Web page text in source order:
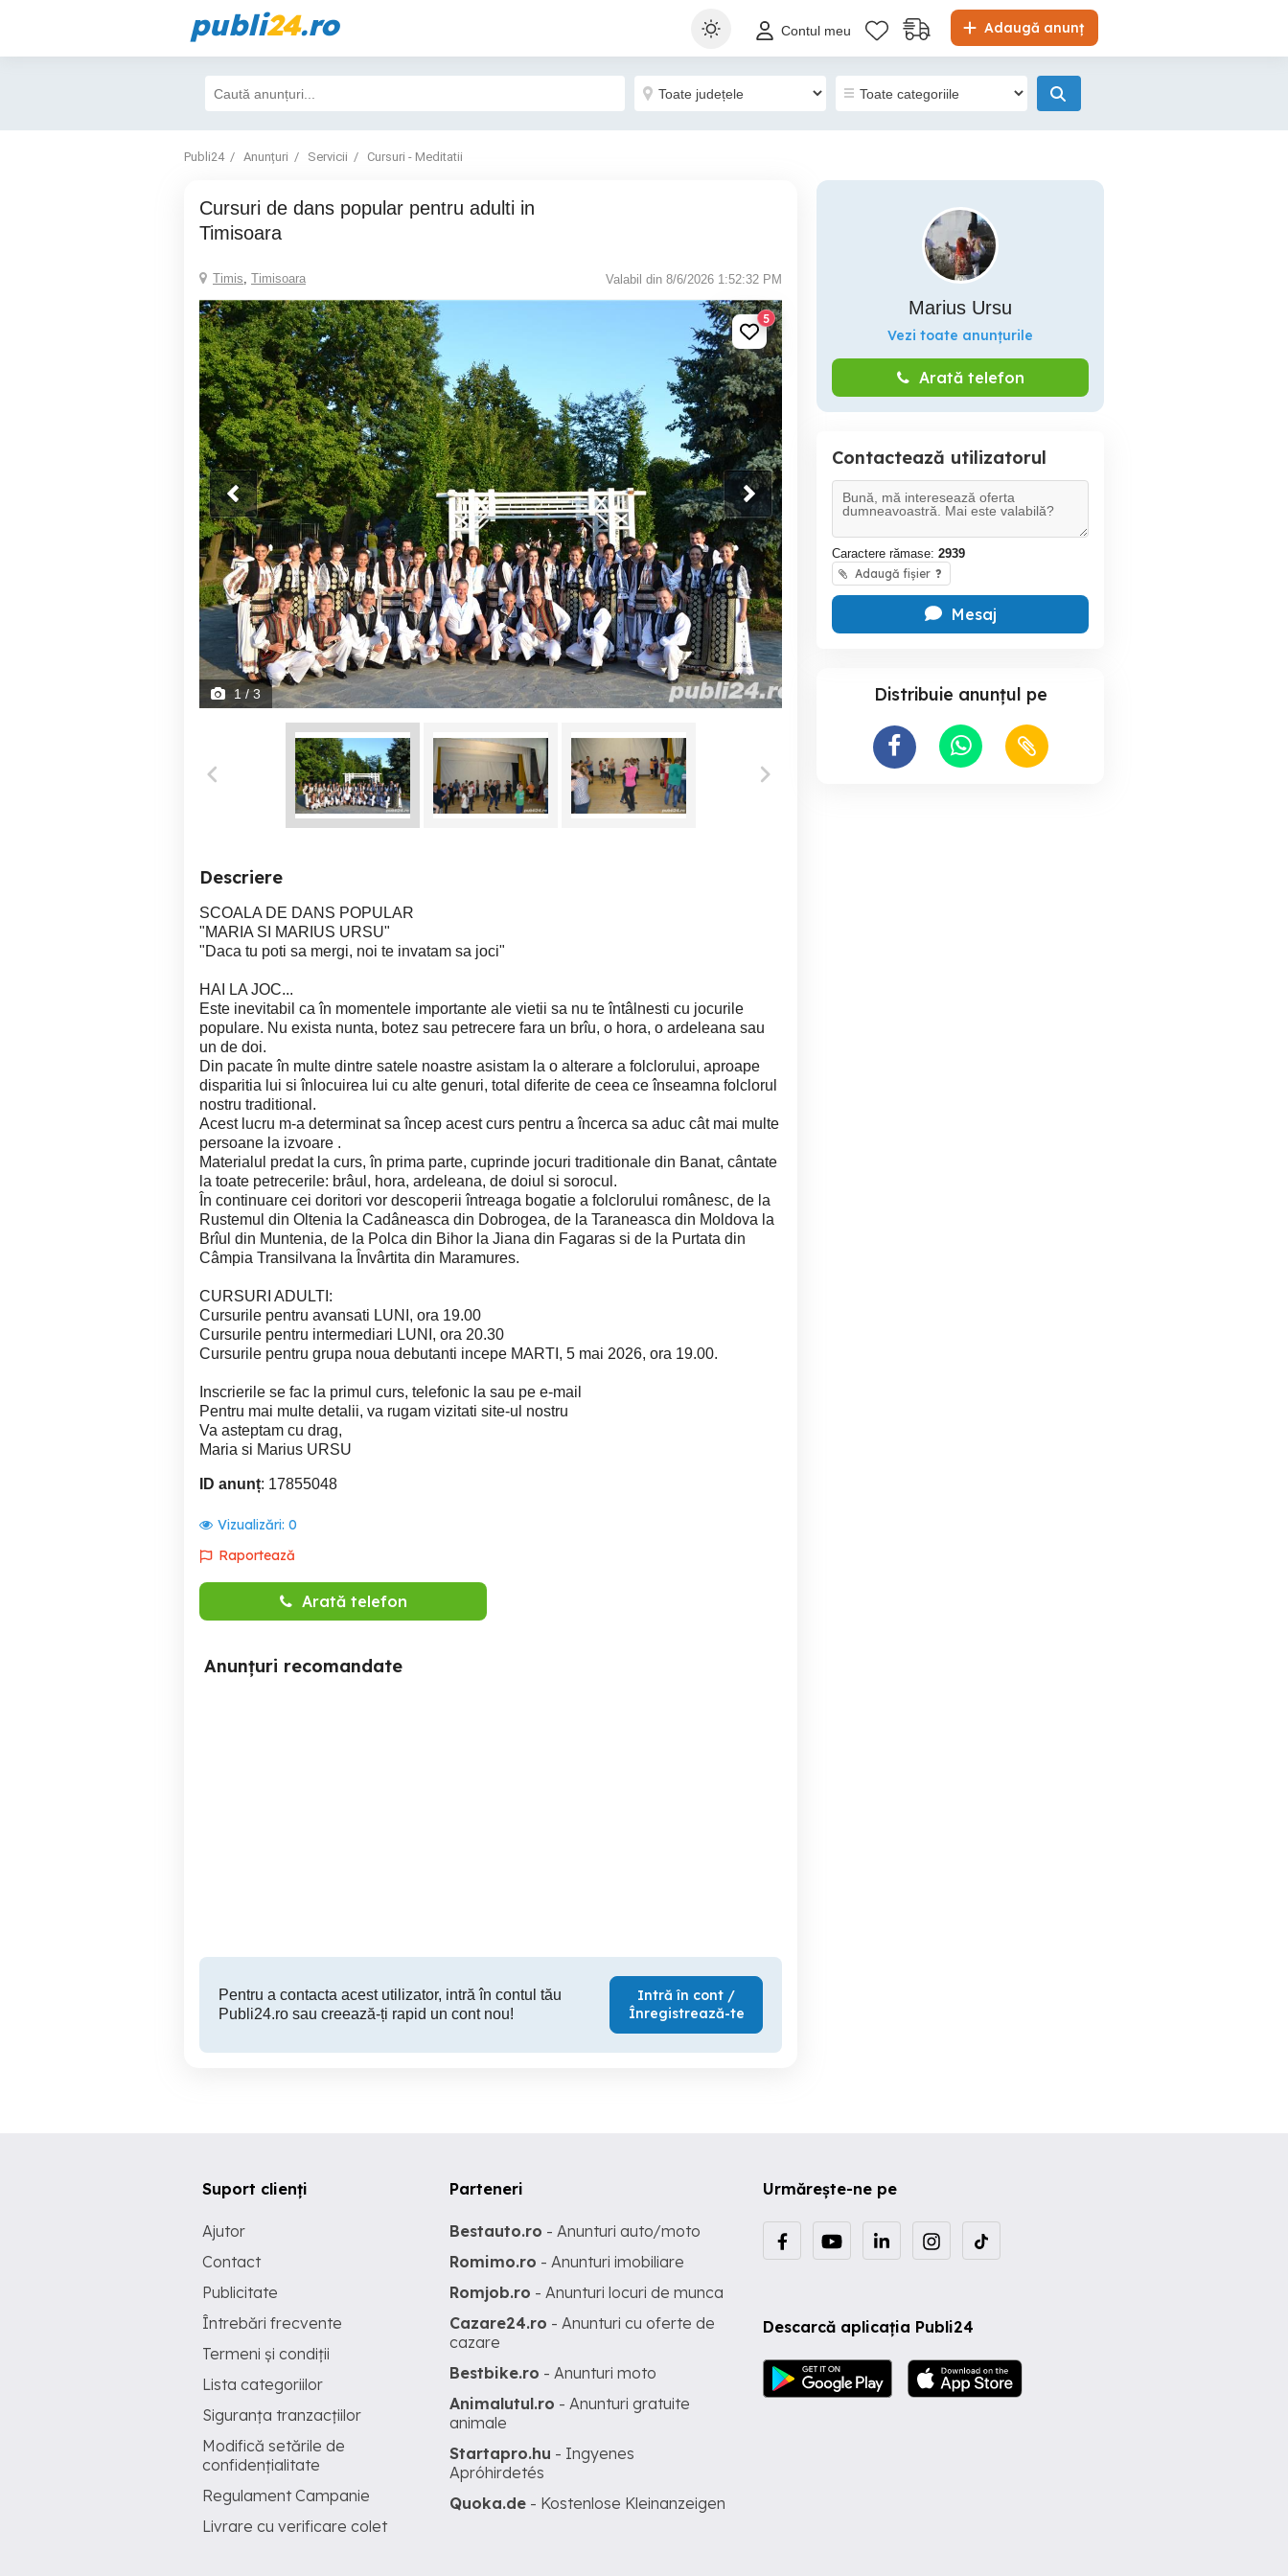
publi24.ro Adaugă anunț
Contul meu
Publi24 Anunțuri Servicii Cursuri - Meditatii
Cursuri de dans popular pentru adulti in
Timisoara
Timis, Timisoara Valabil din 8/6/2026 1:52:32 PM
5
1/ 3
Descriere
SCOALA DE DANS POPULAR
"MARIA SI MARIUS URSU"
"Daca tu poti sa mergi, noi te invatam sa joci"
HAI LA JOC...
Este inevitabil ca în momentele importante ale vietii sa nu te întâlnesti cu jocurile
populare. Nu exista nunta, botez sau petrecere fara un brîu, o hora, o ardeleana sau
un de doi.
Din pacate în multe dintre satele noastre asistam la o alterare a folclorului, aproape
disparitia lui si înlocuirea lui cu alte genuri, total diferite de ceea ce înseamna folclorul
nostru traditional.
Acest lucru m-a determinat sa încep acest curs pentru a încerca sa aduc cât mai multe
persoane la izvoare .
Materialul predat la curs, în prima parte, cuprinde jocuri traditionale din Banat, cântate
la toate petrecerile: brâul, hora, ardeleana, de doiul si sorocul.
În continuare cei doritori vor descoperii întreaga bogatie a folclorului românesc, de la
Rustemul din Oltenia la Cadâneasca din Dobrogea, de la Taraneasca din Moldova la
Brîul din Muntenia, de la Polca din Bihor la Jiana din Fagaras si de la Purtata din
Câmpia Transilvana la Învârtita din Maramures.
CURSURI ADULTI:
Cursurile pentru avansati LUNI, ora 19.00
Cursurile pentru intermediari LUNI, ora 20.30
Cursurile pentru grupa noua debutanti incepe MARTI, 5 mai 2026, ora 19.00.
Inscrierile se fac la primul curs, telefonic la sau pe e-mail
Pentru mai multe detalii, va rugam vizitati site-ul nostru
Va asteptam cu drag,
Maria si Marius URSU
ID anunț: 17855048
Vizualizări: 0
Raportează
Arată telefon
Anunțuri recomandate
Pentru a contacta acest utilizator, intră în contul tău
Publi24.ro sau creează-ți rapid un cont nou!
Intră în cont /
Înregistrează-te
Marius Ursu
Vezi toate anunțurile
Arată telefon
Contactează utilizatorul
Caractere rămase: 2939
Adaugă fișier ?
Mesaj
Distribuie anunțul pe
Urmărește-ne pe
Descarcă aplicația Publi24
Suport clienți
Ajutor
Contact
Publicitate
Întrebări frecvente
Termeni și condiții
Lista categoriilor
Siguranța tranzacțiilor
Modifică setările de
confidențialitate
Regulament Campanie
Livrare cu verificare colet
Parteneri
Bestauto.ro - Anunturi auto/moto
Romimo.ro - Anunturi imobiliare
Romjob.ro - Anunturi locuri de munca
Cazare24.ro - Anunturi cu oferte de
cazare
Bestbike.ro - Anunturi moto
Animalutul.ro - Anunturi gratuite
animale
Startapro.hu - Ingyenes
Apróhirdetés
Quoka.de - Kostenlose Kleinanzeigen